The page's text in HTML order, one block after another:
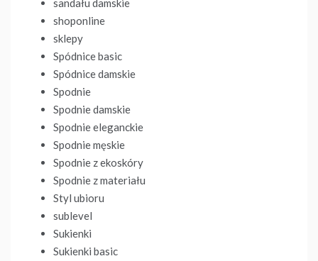
sandału damskie
shoponline
sklepy
Spódnice basic
Spódnice damskie
Spodnie
Spodnie damskie
Spodnie eleganckie
Spodnie męskie
Spodnie z ekoskóry
Spodnie z materiału
Styl ubioru
sublevel
Sukienki
Sukienki basic